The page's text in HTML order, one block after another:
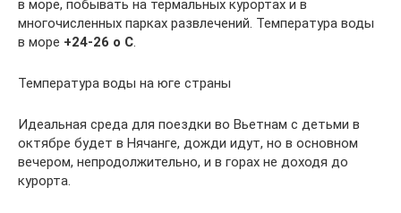
в море, побывать на термальных курортах и в
многочисленных парках развлечений. Температура воды
в море +24-26 о С.
Температура воды на юге страны
Идеальная среда для поездки во Вьетнам с детьми в
октябре будет в Нячанге, дожди идут, но в основном
вечером, непродолжительно, и в горах не доходя до
курорта.